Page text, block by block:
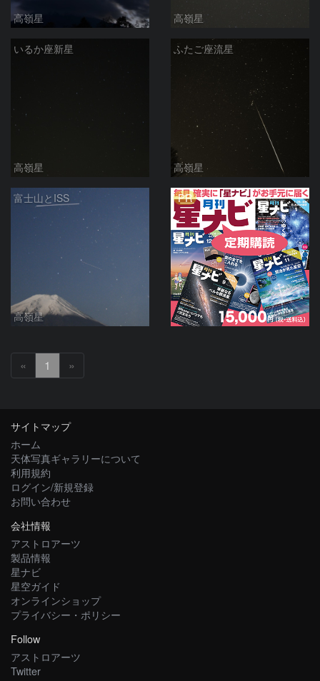
高嶺星 高嶺星
いるか座新星
高嶺星
ふたご座流星
高嶺星
富士山とISS
高嶺星
PR
« 1 »
サイトマップ
ホーム
天体写真ギャラリーについて
利用規約
ログイン/新規登録
お問い合わせ
会社情報
アストロアーツ
製品情報
星ナビ
星空ガイド
オンラインショップ
プライバシー・ポリシー
Follow
アストロアーツ
Twitter